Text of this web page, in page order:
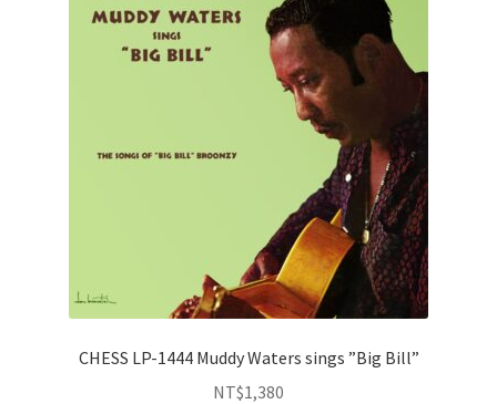
CHESS LP-1444 Muddy Waters sings ”Big Bill”
NT$1,380